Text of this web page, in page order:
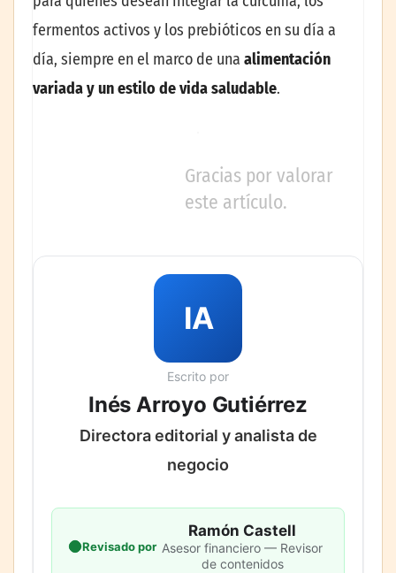
fermentos activos y los prebióticos en su día a
día, siempre en el marco de una alimentación
variada y un estilo de vida saludable.
Gracias por valorar
este artículo.
IA
Escrito por
Inés Arroyo Gutiérrez
Directora editorial y analista de
negocio
Revisado por
Ramón Castell
Asesor financiero — Revisor
de contenidos